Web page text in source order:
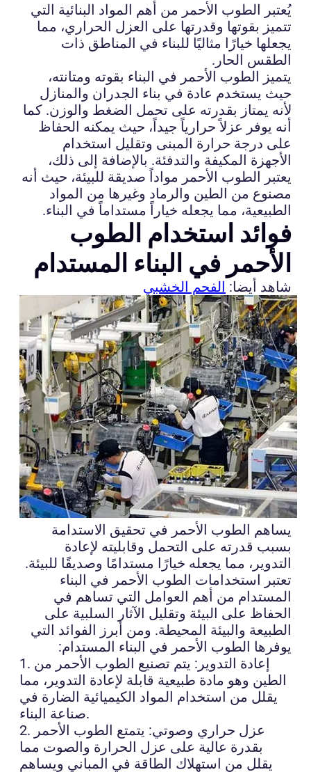
يُعتبر الطوب الأحمر من أهم المواد البنائية التي
تتميز بقوتها وقدرتها على العزل الحراري، مما
يجعلها خيارًا مثاليًا للبناء في المناطق ذات
الطقس الحار.
يتميز الطوب الأحمر في البناء بقوته ومتانته،
حيث يستخدم عادة في بناء الجدران والمنازل
لأنه يمتاز بقدرته على تحمل الضغط والوزن. كما
أنه يوفر عزلاً حرارياً جيداً، حيث يمكنه الحفاظ
على درجة حرارة المبنى وتقليل استخدام
الأجهزة المكيفة والتدفئة. بالإضافة إلى ذلك،
يعتبر الطوب الأحمر مواداً صديقة للبيئة، حيث أنه
مصنوع من الطين والرماد وغيرها من المواد
الطبيعية، مما يجعله خياراً مستداماً في البناء.
فوائد استخدام الطوب
الأحمر في البناء المستدام
شاهد أيضا: الفحم الخشبي
يساهم الطوب الأحمر في تحقيق الاستدامة
بسبب قدرته على التحمل وقابليته لإعادة
التدوير، مما يجعله خيارًا مستدامًا وصديقًا للبيئة.
تعتبر استخدامات الطوب الأحمر في البناء
المستدام من أهم العوامل التي تساهم في
الحفاظ على البيئة وتقليل الآثار السلبية على
الطبيعة والبيئة المحيطة. ومن أبرز الفوائد التي
يوفرها الطوب الأحمر في البناء المستدام:
1. إعادة التدوير: يتم تصنيع الطوب الأحمر من
الطين وهو مادة طبيعية قابلة لإعادة التدوير، مما
يقلل من استخدام المواد الكيميائية الضارة في
صناعة البناء.
2. عزل حراري وصوتي: يتمتع الطوب الأحمر
بقدرة عالية على عزل الحرارة والصوت مما
يقلل من استهلاك الطاقة في المباني ويساهم